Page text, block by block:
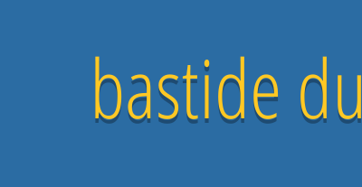
bastide du